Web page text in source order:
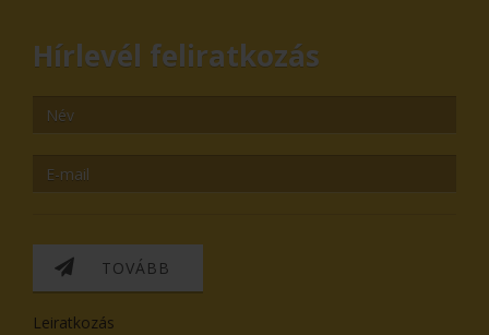
Hírlevél feliratkozás
TOVÁBB
Leiratkozás